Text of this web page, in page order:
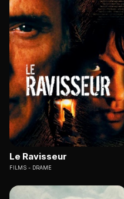
Le Ravisseur
FILMS DRAME